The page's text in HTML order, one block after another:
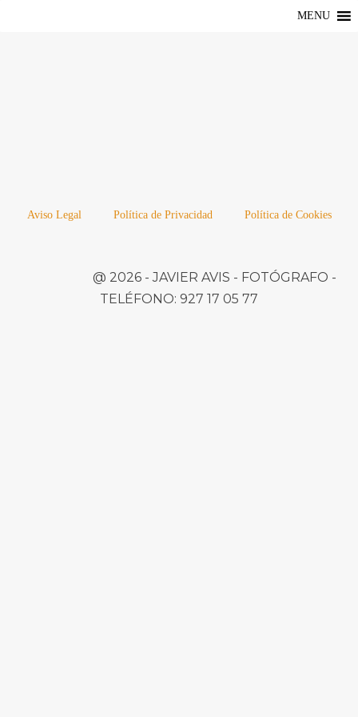
MENU
Aviso Legal Política de Privacidad Política de Cookies
@ 2026 -JAVIER AVIS - FOTÓGRAFO -
TELÉFONO: 927 17 05 77